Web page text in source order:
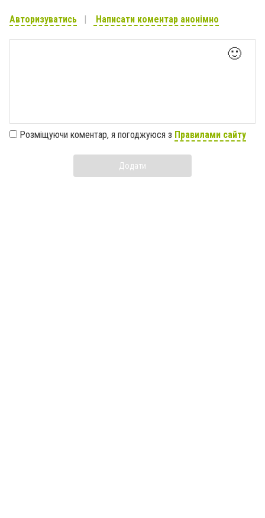
Авторизуватись Написати коментар анонімно
🙂
Розміщуючи коментар, я погоджуюся з Правилами сайту
Додати